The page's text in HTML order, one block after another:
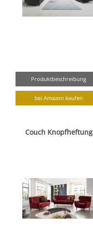
Produktbeschreibung
bei Amazon kaufen
Couch Knopfheftung